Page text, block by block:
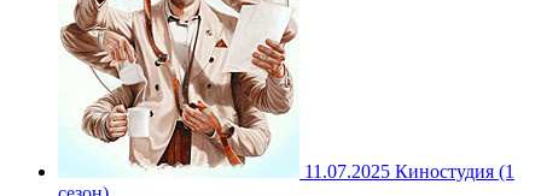
11.07.2025 Киностудия (1